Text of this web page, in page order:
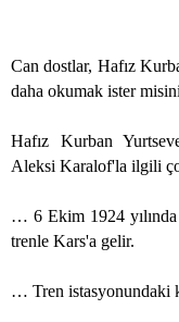
Can dostlar, Hafız
daha okumak ister
Hafız Kurban
Aleksi Karalof'la ilgili
… 6 Ekim 1924 yılında
trenle Kars'a gelir.
… Tren istasyonundaki